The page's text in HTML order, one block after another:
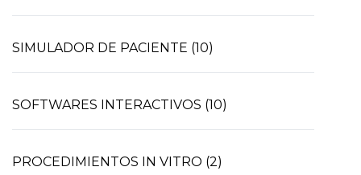
SIMULADOR DE PACIENTE (10)
SOFTWARES INTERACTIVOS (10)
PROCEDIMIENTOS IN VITRO (2)